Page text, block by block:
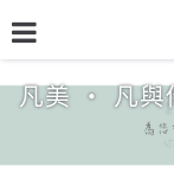
凡美 ‧ 凡與